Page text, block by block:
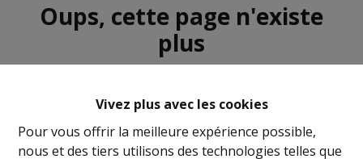
Vivez plus avec les cookies
Pour vous offrir la meilleure expérience possible,
nous et des tiers utilisons des technologies telles que
Oups, cette page n'existe
plus